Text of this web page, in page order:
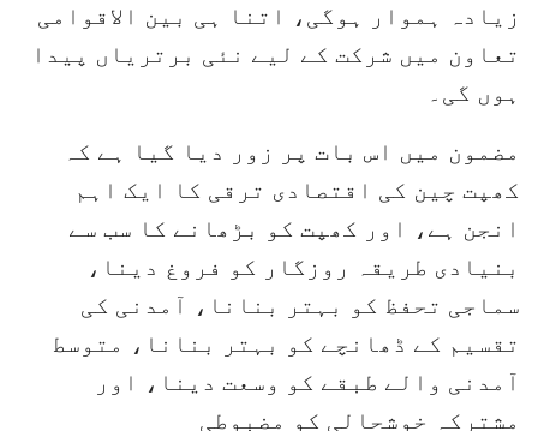
زیادہ ہموار ہوگی، اتنا ہی بین الاقوامی
تعاون میں شرکت کے لیے نئی برتریاں پیدا
ہوں گی۔
مضمون میں اس بات پر زور دیا گیا ہے کہ
کھپت چین کی اقتصادی ترقی کا ایک اہم
انجن ہے، اور کھپت کو بڑھانے کا سب سے
بنیادی طریقہ روزگار کو فروغ دینا،
سماجی تحفظ کو بہتر بنانا، آمدنی کی
تقسیم کے ڈھانچے کو بہتر بنانا، متوسط
آمدنی والے طبقے کو وسعت دینا، اور
مشترکہ خوشحالی کو مضبوطی